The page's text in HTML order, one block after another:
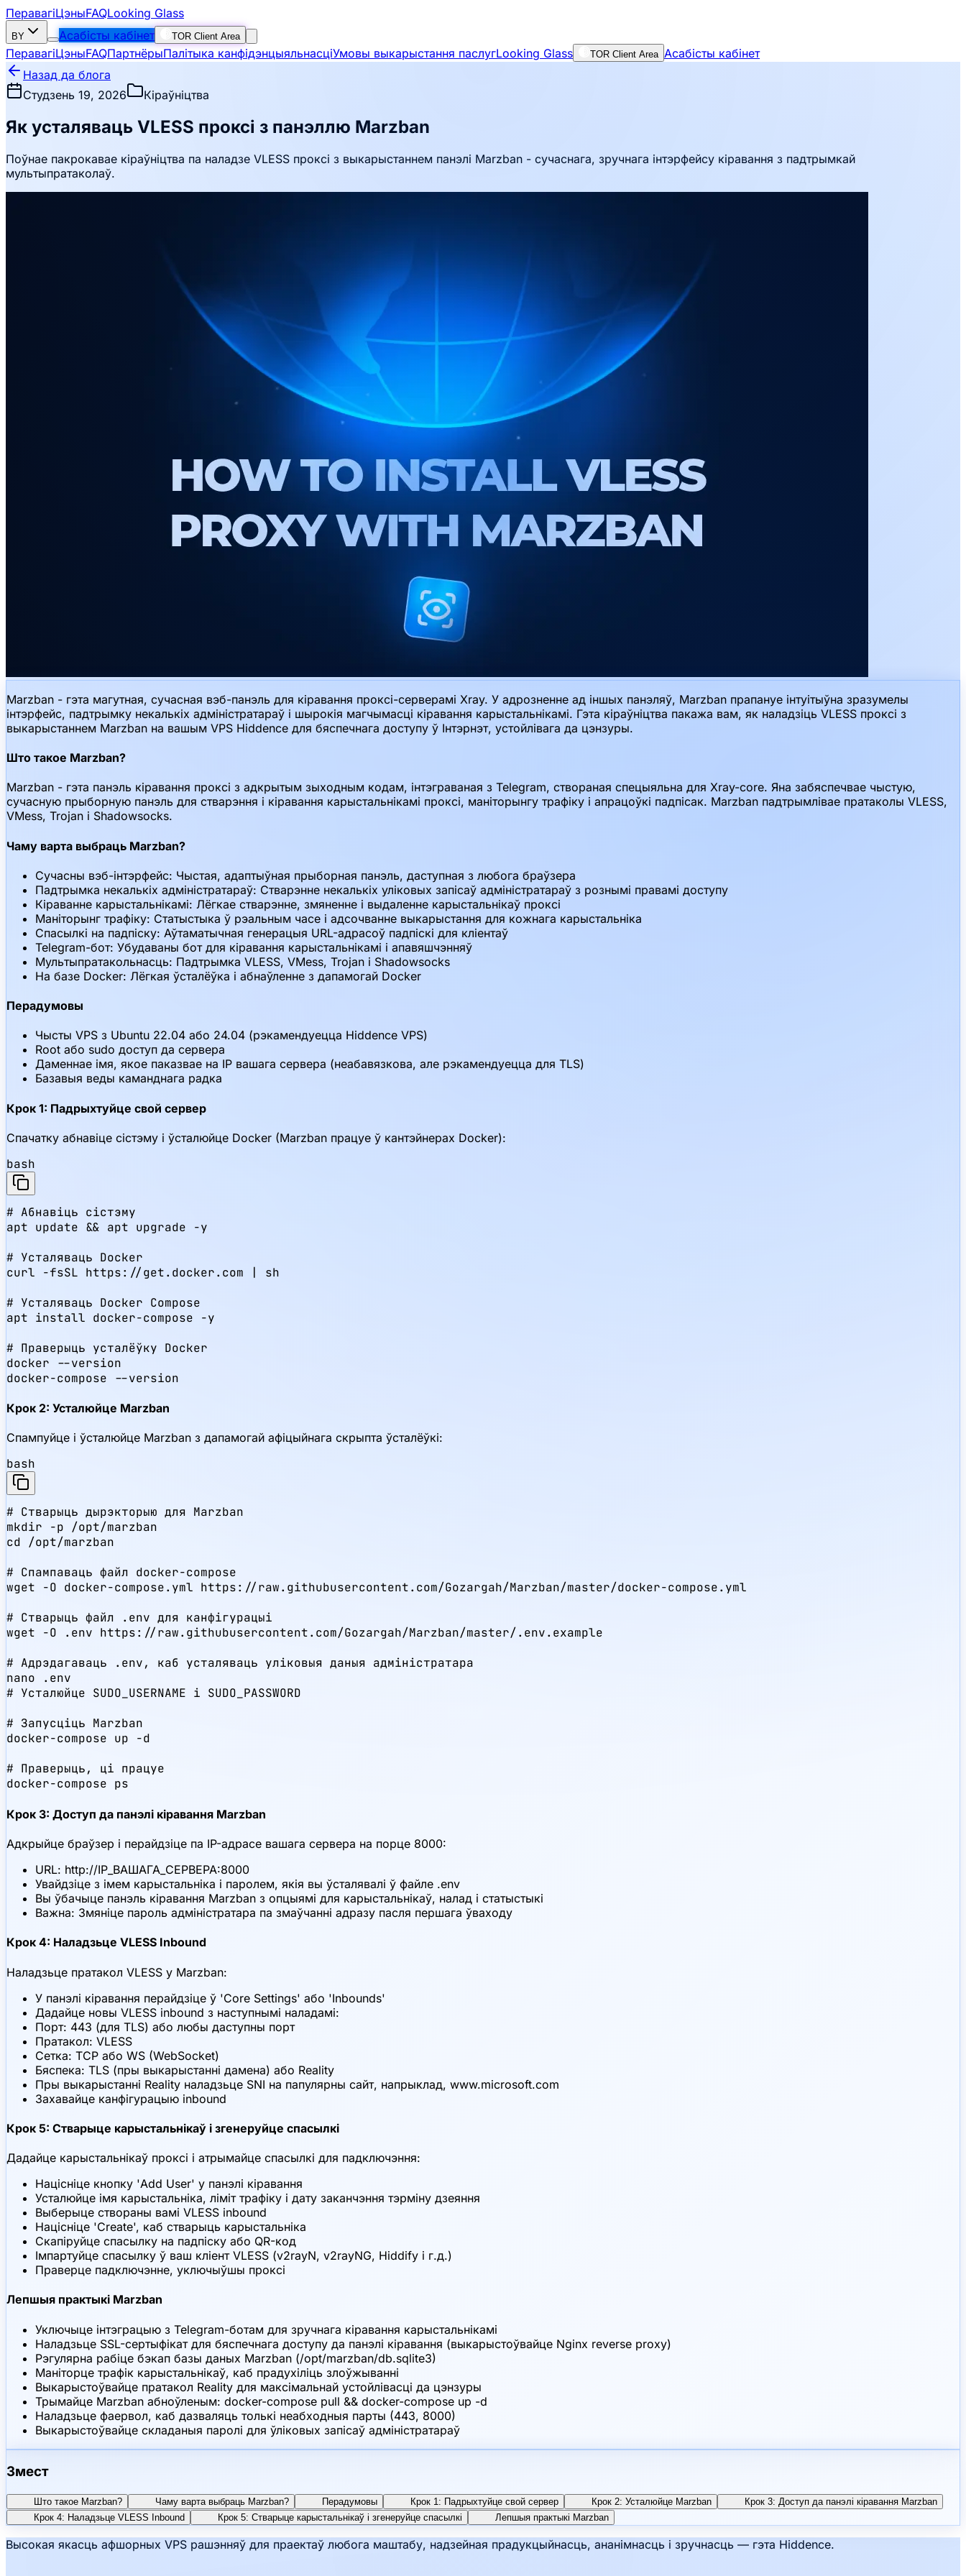
ПеравагіЦэныFAQLooking Glass
BY Асабісты кабінет TOR Client Area
ПеравагіЦэныFAQПартнёрыПалітыка канфідэнцыяльнасціУмовы выкарыстання паслугLooking Glass TOR Client Area Асабісты кабінет
Назад да блога
Студзень 19, 2026
Кіраўніцтва
Як усталяваць VLESS проксі з панэллю Marzban
Поўнае пакрокавае кіраўніцтва па наладзе VLESS проксі з выкарыстаннем панэлі Marzban - сучаснага, зручнага інтэрфейсу кіравання з падтрымкай
мультыпратаколаў.
Marzban - гэта магутная, сучасная вэб-панэль для кіравання проксі-серверамі Xray. У адрозненне ад іншых панэляў, Marzban прапануе інтуітыўна зразумелы
інтэрфейс, падтрымку некалькіх адміністратараў і шырокія магчымасці кіравання карыстальнікамі. Гэта кіраўніцтва пакажа вам, як наладзіць VLESS проксі з
выкарыстаннем Marzban на вашым VPS Hiddence для бяспечнага доступу ў Інтэрнэт, устойлівага да цэнзуры.
Што такое Marzban?
Marzban - гэта панэль кіравання проксі з адкрытым зыходным кодам, інтэграваная з Telegram, створаная спецыяльна для Xray-core. Яна забяспечвае чыстую,
сучасную прыборную панэль для стварэння і кіравання карыстальнікамі проксі, маніторынгу трафіку і апрацоўкі падпісак. Marzban падтрымлівае пратаколы VLESS,
VMess, Trojan і Shadowsocks.
Чаму варта выбраць Marzban?
Сучасны вэб-інтэрфейс: Чыстая, адаптыўная прыборная панэль, даступная з любога браўзера
Падтрымка некалькіх адміністратараў: Стварэнне некалькіх уліковых запісаў адміністратараў з рознымі правамі доступу
Кіраванне карыстальнікамі: Лёгкае стварэнне, змяненне і выдаленне карыстальнікаў проксі
Маніторынг трафіку: Статыстыка ў рэальным часе і адсочванне выкарыстання для кожнага карыстальніка
Спасылкі на падпіску: Аўтаматычная генерацыя URL-адрасоў падпіскі для кліентаў
Telegram-бот: Убудаваны бот для кіравання карыстальнікамі і апавяшчэнняў
Мультыпратакольнасць: Падтрымка VLESS, VMess, Trojan і Shadowsocks
На базе Docker: Лёгкая ўсталёўка і абнаўленне з дапамогай Docker
Перадумовы
Чысты VPS з Ubuntu 22.04 або 24.04 (рэкамендуецца Hiddence VPS)
Root або sudo доступ да сервера
Даменнае імя, якое паказвае на IP вашага сервера (неабавязкова, але рэкамендуецца для TLS)
Базавыя веды каманднага радка
Крок 1: Падрыхтуйце свой сервер
Спачатку абнавіце сістэму і ўсталюйце Docker (Marzban працуе ў кантэйнерах Docker):
bash
# Абнавіць сістэму
apt update && apt upgrade -y
# Усталяваць Docker
curl -fsSL https://get.docker.com | sh
# Усталяваць Docker Compose
apt install docker-compose -y
# Праверыць усталёўку Docker
docker --version
docker-compose --version
Крок 2: Усталюйце Marzban
Спампуйце і ўсталюйце Marzban з дапамогай афіцыйнага скрыпта ўсталёўкі:
bash
# Стварыць дырэкторыю для Marzban
mkdir -p /opt/marzban
cd /opt/marzban
# Спампаваць файл docker-compose
wget -O docker-compose.yml https://raw.githubusercontent.com/Gozargah/Marzban/master/docker-compose.yml
# Стварыць файл .env для канфігурацыі
wget -O .env https://raw.githubusercontent.com/Gozargah/Marzban/master/.env.example
# Адрэдагаваць .env, каб усталяваць уліковыя даныя адміністратара
nano .env
# Усталюйце SUDO_USERNAME і SUDO_PASSWORD
# Запусціць Marzban
docker-compose up -d
# Праверыць, ці працуе
docker-compose ps
Крок 3: Доступ да панэлі кіравання Marzban
Адкрыйце браўзер і перайдзіце па IP-адрасе вашага сервера на порце 8000:
URL: http://IP_ВАШАГА_СЕРВЕРА:8000
Увайдзіце з імем карыстальніка і паролем, якія вы ўсталявалі ў файле .env
Вы ўбачыце панэль кіравання Marzban з опцыямі для карыстальнікаў, налад і статыстыкі
Важна: Змяніце пароль адміністратара па змаўчанні адразу пасля першага ўваходу
Крок 4: Наладзьце VLESS Inbound
Наладзьце пратакол VLESS у Marzban:
У панэлі кіравання перайдзіце ў 'Core Settings' або 'Inbounds'
Дадайце новы VLESS inbound з наступнымі наладамі:
Порт: 443 (для TLS) або любы даступны порт
Пратакол: VLESS
Сетка: TCP або WS (WebSocket)
Бяспека: TLS (пры выкарыстанні дамена) або Reality
Пры выкарыстанні Reality наладзьце SNI на папулярны сайт, напрыклад, www.microsoft.com
Захавайце канфігурацыю inbound
Крок 5: Стварыце карыстальнікаў і згенеруйце спасылкі
Дадайце карыстальнікаў проксі і атрымайце спасылкі для падключэння:
Націсніце кнопку 'Add User' у панэлі кіравання
Усталюйце імя карыстальніка, ліміт трафіку і дату заканчэння тэрміну дзеяння
Выберыце створаны вамі VLESS inbound
Націсніце 'Create', каб стварыць карыстальніка
Скапіруйце спасылку на падпіску або QR-код
Імпартуйце спасылку ў ваш кліент VLESS (v2rayN, v2rayNG, Hiddify і г.д.)
Праверце падключэнне, уключыўшы проксі
Лепшыя практыкі Marzban
Уключыце інтэграцыю з Telegram-ботам для зручнага кіравання карыстальнікамі
Наладзьце SSL-сертыфікат для бяспечнага доступу да панэлі кіравання (выкарыстоўвайце Nginx reverse proxy)
Рэгулярна рабіце бэкап базы даных Marzban (/opt/marzban/db.sqlite3)
Маніторце трафік карыстальнікаў, каб прадухіліць злоўжыванні
Выкарыстоўвайце пратакол Reality для максімальнай устойлівасці да цэнзуры
Трымайце Marzban абноўленым: docker-compose pull && docker-compose up -d
Наладзьце фаервол, каб дазваляць толькі неабходныя парты (443, 8000)
Выкарыстоўвайце складаныя паролі для ўліковых запісаў адміністратараў
Змест
Што такое Marzban? Чаму варта выбраць Marzban? Перадумовы Крок 1: Падрыхтуйце свой сервер Крок 2: Усталюйце Marzban
Крок 3: Доступ да панэлі кіравання Marzban
Крок 4: Наладзьце VLESS Inbound
Крок 5: Стварыце карыстальнікаў і згенеруйце спасылкі Лепшыя практыкі Marzban
Высокая якасць афшорных VPS рашэнняў для праектаў любога маштабу, надзейная прадукцыйнасць, ананімнасць і зручнасць — гэта Hiddence.